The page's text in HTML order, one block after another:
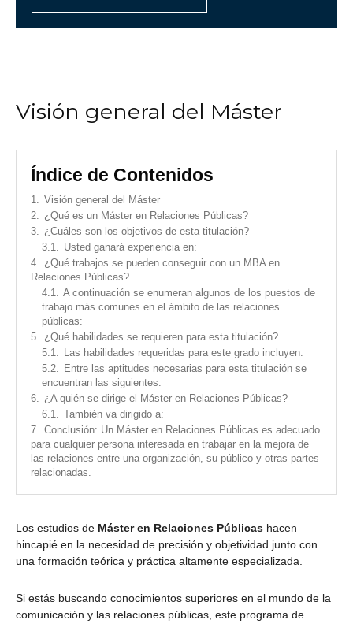
Visión general del Máster
Índice de Contenidos
1. Visión general del Máster
2. ¿Qué es un Máster en Relaciones Públicas?
3. ¿Cuáles son los objetivos de esta titulación?
3.1. Usted ganará experiencia en:
4. ¿Qué trabajos se pueden conseguir con un MBA en
Relaciones Públicas?
4.1. A continuación se enumeran algunos de los puestos de
trabajo más comunes en el ámbito de las relaciones
públicas:
5. ¿Qué habilidades se requieren para esta titulación?
5.1.
Las habilidades requeridas para este grado incluyen:
5.2.
Entre las aptitudes necesarias para esta titulación se
encuentran las siguientes:
6. ¿A quién se dirige el Máster en Relaciones Públicas?
6.1.
También va dirigido a:
7. Conclusión: Un Máster en Relaciones Públicas es adecuado
para cualquier persona interesada en trabajar en la mejora de
las relaciones entre una organización, su público y otras partes
relacionadas.
Los estudios de Máster en Relaciones Públicas hacen
hincapié en la necesidad de precisión y objetividad junto con
una formación teórica y práctica altamente especializada.
Si estás buscando conocimientos superiores en el mundo de la
comunicación y las relaciones públicas, este programa de